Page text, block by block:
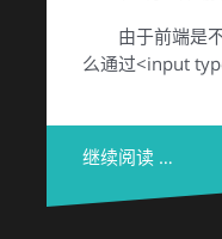
由于前端是
么通过<input
继续阅读 …